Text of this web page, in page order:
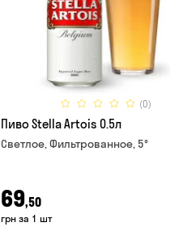
(0)
Пиво Stella Artois 0.5л
Светлое, Фильтрованное, 5°
69,50
грн за 1 шт